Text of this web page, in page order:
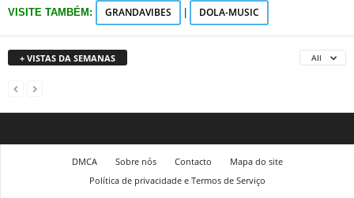
VISITE TAMBÉM: GRANDAVIBES DOLA-MUSIC
+ VISTAS DA SEMANAS All
DMCA Sobre nós Contacto
Mapa do site
Política de privacidade e Termos de Serviço